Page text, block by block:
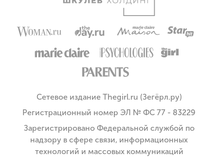
Сетевое издание Thegirl.ru (Зегёрл.ру)
Регистрационный номер ЭЛ № ФС 77 - 83229
Зарегистрировано Федеральной службой по
надзору в сфере связи, информационных
технологий и массовых коммуникаций